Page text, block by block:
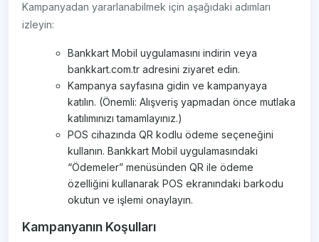
Kampanyadan yararlanabilmek için aşağıdaki adımları
izleyin:
Bankkart Mobil uygulamasını indirin veya
bankkart.com.tr adresini ziyaret edin.
Kampanya sayfasına gidin ve kampanyaya
katılın. (Önemli: Alışveriş yapmadan önce mutlaka
katılımınızı tamamlayınız.)
POS cihazında QR kodlu ödeme seçeneğini
kullanın. Bankkart Mobil uygulamasındaki
“Ödemeler” menüsünden QR ile ödeme
özelliğini kullanarak POS ekranındaki barkodu
okutun ve işlemi onaylayın.
Kampanyanın Koşulları